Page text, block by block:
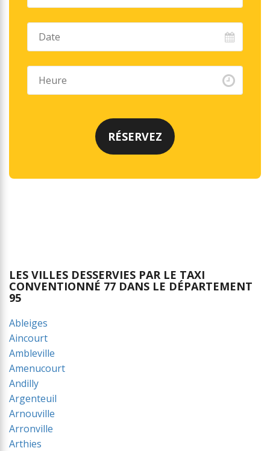
LES VILLES DESSERVIES PAR LE TAXI
CONVENTIONNÉ 77 DANS LE DÉPARTEMENT
95
Ableiges
Aincourt
Ambleville
Amenucourt
Andilly
Argenteuil
Arnouville
Arronville
Arthies